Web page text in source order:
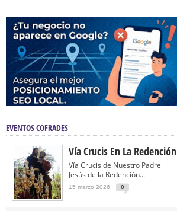
EVENTOS COFRADES
Vía Crucis En La Redención
Vía Crucis de Nuestro Padre
Jesús de la Redención...
15 marzo 2026 0